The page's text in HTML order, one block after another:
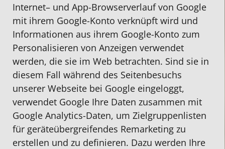
Internet– und App-Browserverlauf von Google
mit ihrem Google-Konto verknüpft wird und
Informationen aus ihrem Google-Konto zum
Personalisieren von Anzeigen verwendet
werden, die sie im Web betrachten. Sind sie in
diesem Fall während des Seitenbesuchs
unserer Webseite bei Google eingeloggt,
verwendet Google Ihre Daten zusammen mit
Google Analytics-Daten, um Zielgruppenlisten
für geräteübergreifendes Remarketing zu
erstellen und zu definieren. Dazu werden Ihre